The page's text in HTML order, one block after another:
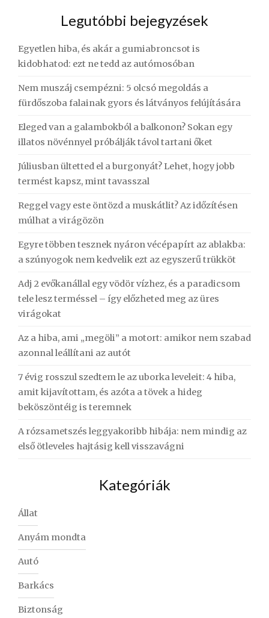
Legutóbbi bejegyzések
Egyetlen hiba, és akár a gumiabroncsot is
kidobhatod: ezt ne tedd az autómosóban
Nem muszáj csempézni: 5 olcsó megoldás a
fürdőszoba falainak gyors és látványos felújítására
Eleged van a galambokból a balkonon? Sokan egy
illatos növénnyel próbálják távol tartani őket
Júliusban ültetted el a burgonyát? Lehet, hogy jobb
termést kapsz, mint tavasszal
Reggel vagy este öntözd a muskátlit? Az időzítésen
múlhat a virágözön
Egyre többen tesznek nyáron vécépapírt az ablakba:
a szúnyogok nem kedvelik ezt az egyszerű trükköt
Adj 2 evőkanállal egy vödör vízhez, és a paradicsom
tele lesz terméssel – így előzheted meg az üres
virágokat
Az a hiba, ami „megöli” a motort: amikor nem szabad
azonnal leállítani az autót
7 évig rosszul szedtem le az uborka leveleit: 4 hiba,
amit kijavítottam, és azóta a tövek a hideg
beköszöntéig is teremnek
A rózsametszés leggyakoribb hibája: nem mindig az
első ötleveles hajtásig kell visszavágni
Kategóriák
Állat
Anyám mondta
Autó
Barkács
Biztonság